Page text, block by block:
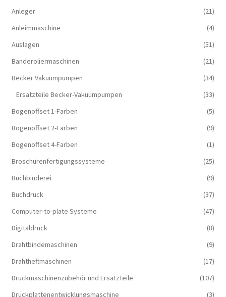
Anleger
(21)
Anleimmaschine
(4)
Auslagen
(51)
Banderoliermaschinen
(21)
Becker Vakuumpumpen
(34)
Ersatzteile Becker-Vakuumpumpen
(33)
Bogenoffset 1-Farben
(5)
Bogenoffset 2-Farben
(9)
Bogenoffset 4-Farben
(1)
Broschürenfertigungssysteme
(25)
Buchbinderei
(9)
Buchdruck
(37)
Computer-to-plate Systeme
(47)
Digitaldruck
(8)
Drahtbindemaschinen
(9)
Drahtheftmaschinen
(17)
Druckmaschinenzubehör und Ersatzteile
(107)
Druckplattenentwicklungsmaschine
(3)